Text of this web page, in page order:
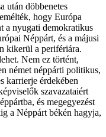
után döbbenetes
hogy Európa
a nyugati demokratikus
Néppárt, és a májusi
kikerül a perifériára.
Nem ez történt,
német néppárti politikus,
karrierje érdekében
szavazataiért
és megegyezést
a Néppárt békén hagyja,